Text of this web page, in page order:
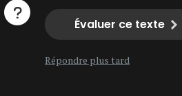
Évaluer ce texte
Répondre plus tard